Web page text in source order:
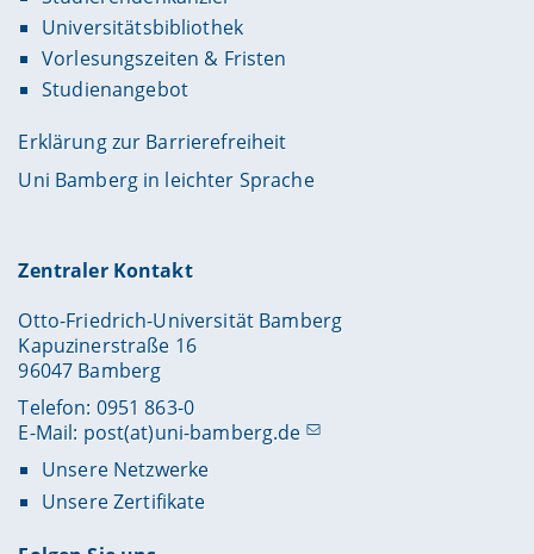
Universitätsbibliothek
Vorlesungszeiten & Fristen
Studienangebot
Erklärung zur Barrierefreiheit
Uni Bamberg in leichter Sprache
Zentraler Kontakt
Otto-Friedrich-Universität Bamberg
Kapuzinerstraße 16
96047 Bamberg
Telefon: 0951 863-0
E-Mail: post(at)uni-bamberg.de
Unsere Netzwerke
Unsere Zertifikate